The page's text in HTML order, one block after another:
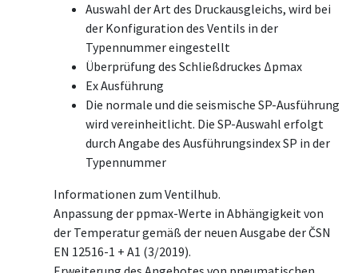
Auswahl der Art des Druckausgleichs, wird bei
der Konfiguration des Ventils in der
Typennummer eingestellt
Überprüfung des Schließdruckes Δpmax
Ex Ausführung
Die normale und die seismische SP-Ausführung
wird vereinheitlicht. Die SP-Auswahl erfolgt
durch Angabe des Ausführungsindex SP in der
Typennummer
Informationen zum Ventilhub.
Anpassung der ppmax-Werte in Abhängigkeit von
der Temperatur gemäß der neuen Ausgabe der ČSN
EN 12516-1 + A1 (3/2019).